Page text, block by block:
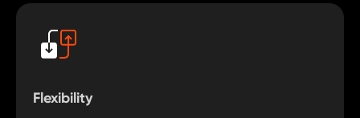
Flexibility